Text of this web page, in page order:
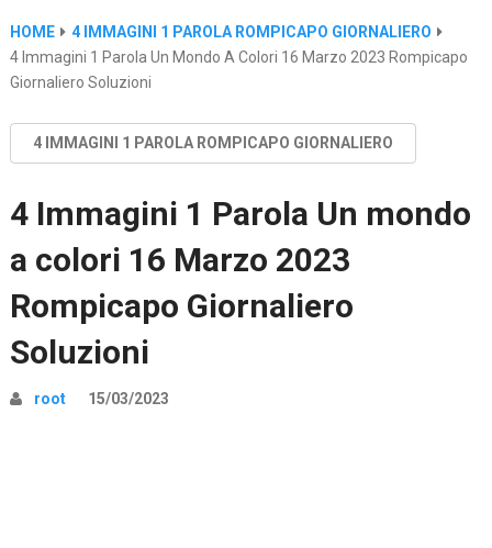
HOME
4 IMMAGINI 1 PAROLA ROMPICAPO GIORNALIERO
4 Immagini 1 Parola Un Mondo A Colori 16 Marzo 2023 Rompicapo
Giornaliero Soluzioni
4 IMMAGINI 1 PAROLA ROMPICAPO GIORNALIERO
4 Immagini 1 Parola Un mondo
a colori 16 Marzo 2023
Rompicapo Giornaliero
Soluzioni
root 15/03/2023